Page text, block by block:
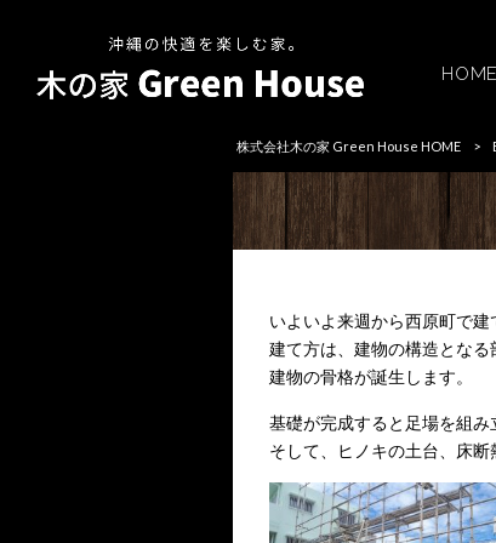
HOME
株式会社木の家 Green House HOME >
いよいよ来週から西原町で建
建て方は、建物の構造とな
建物の骨格が誕生します。
基礎が完成すると足場を組み
そして、ヒノキの土台、床断